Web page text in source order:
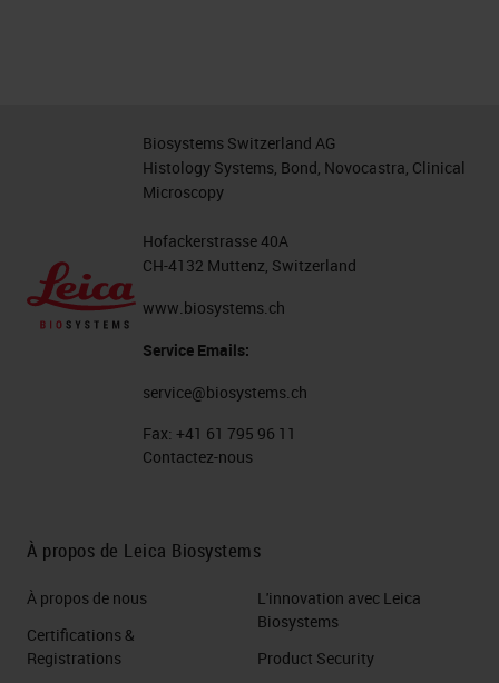
Biosystems Switzerland AG
Histology Systems, Bond, Novocastra, Clinical
Microscopy
Hofackerstrasse 40A
CH-4132 Muttenz, Switzerland
www.biosystems.ch
Service Emails:
service@biosystems.ch
Fax: +41 61 795 96 11
Contactez-nous
À propos de Leica Biosystems
À propos de nous
Certifications &
Registrations
L'innovation avec Leica
Biosystems
Product Security